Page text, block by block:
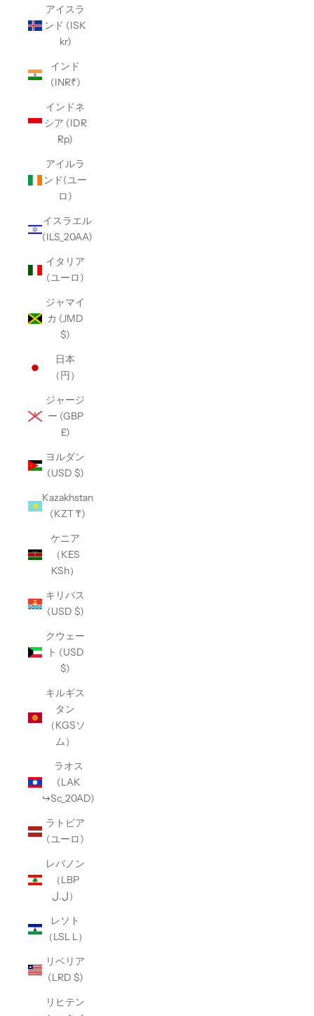
アイスラ
ンド (ISK
kr)
インド
(INR₹)
インドネ
シア (IDR
Rp)
アイルラ
ンド(ユー
ロ)
イスラエル
(ILS_20AA)
イタリア
(ユーロ)
ジャマイ
カ (JMD
$)
日本
（円）
ジャージ
ー (GBP
£)
ヨルダン
(USD $)
Kazakhstan
(KZT ₸)
ケニア
（KES
KSh）
キリバス
(USD $)
クウェー
ト (USD
$)
キルギス
タン
（KGSソ
ム）
ラオス
(LAK
↪Sc_20AD)
ラトビア
(ユーロ)
レバノン
（LBP
ل.ل）
レソト
（LSL L）
リベリア
(LRD $)
リヒテン